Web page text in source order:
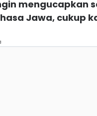
mengucapkan
Jawa, cukup